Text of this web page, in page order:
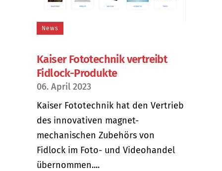
News
Kaiser Fototechnik vertreibt
Fidlock-Produkte
06. April 2023
Kaiser Fototechnik hat den Vertrieb
des innovativen magnet-
mechanischen Zubehörs von
Fidlock im Foto- und Videohandel
übernommen....